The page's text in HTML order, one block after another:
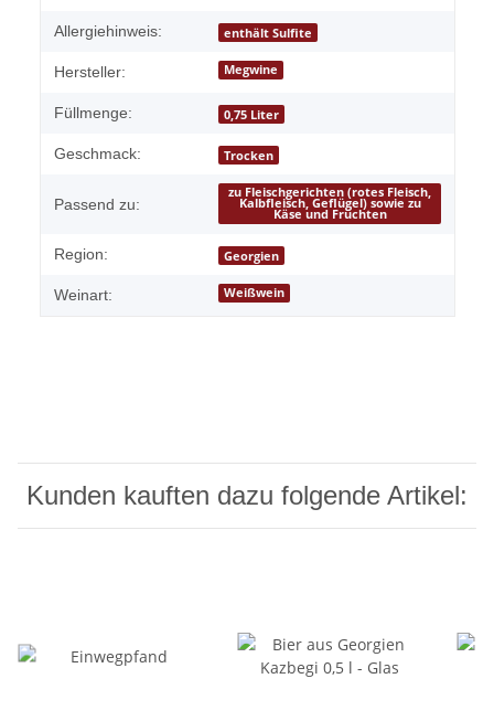
Allergiehinweis: enthält Sulfite
Hersteller: Megwine
Füllmenge: 0,75 Liter
Geschmack: Trocken
Passend zu:
zu Fleischgerichten (rotes Fleisch,
Kalbfleisch, Geflügel) sowie zu
Käse und Früchten
Region: Georgien
Weinart: Weißwein
Kunden kauften dazu folgende Artikel: